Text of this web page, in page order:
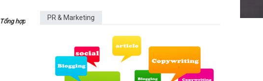
Tổng hợp PR & Marketing